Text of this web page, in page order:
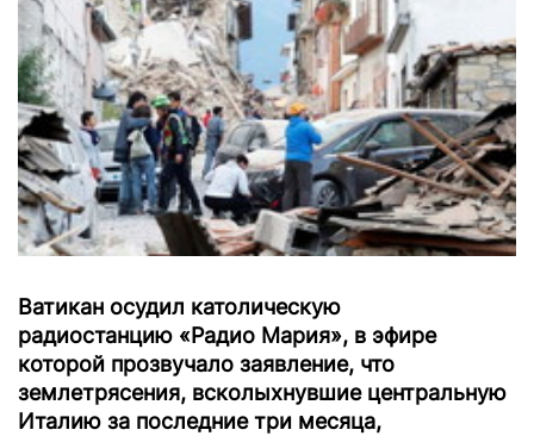
Ватикан осудил католическую
радиостанцию «Радио Мария», в эфире
которой прозвучало заявление, что
землетрясения, всколыхнувшие центральную
Италию за последние три месяца,